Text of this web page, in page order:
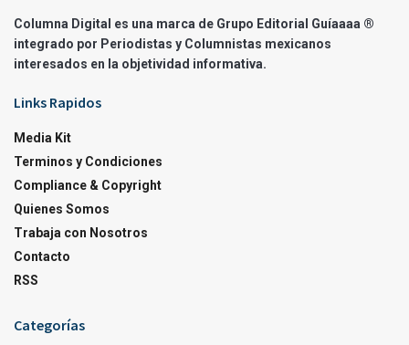
Columna Digital es una marca de Grupo Editorial Guíaaaa ®
integrado por Periodistas y Columnistas mexicanos
interesados en la objetividad informativa.
Links Rapidos
Media Kit
Terminos y Condiciones
Compliance & Copyright
Quienes Somos
Trabaja con Nosotros
Contacto
RSS
Categorías